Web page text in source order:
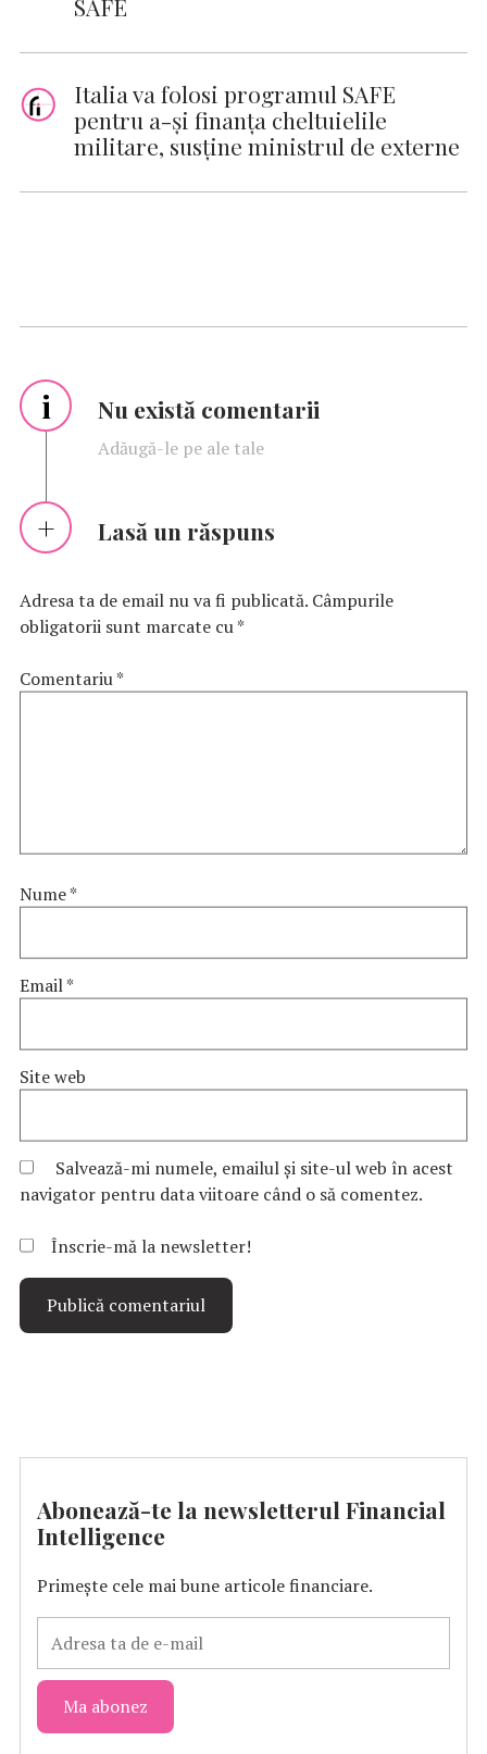
SAFE
Italia va folosi programul SAFE
pentru a-şi finanţa cheltuielile
militare, susţine ministrul de externe
i Nu există comentarii
Adăugă-le pe ale tale
Lasă un răspuns
Adresa ta de email nu va fi publicată. Câmpurile
obligatorii sunt marcate cu*
Comentariu*
Nume*
Email*
Site web
Salvează-mi numele, emailul și site-ul web în acest
navigator pentru data viitoare când o să comentez.
Înscrie-mă la newsletter!
Abonează-te la newsletterul Financial
Intelligence
Primește cele mai bune articole financiare.